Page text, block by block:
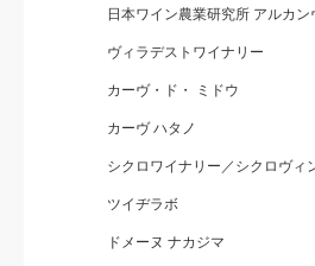
日本ワイン農業研究所 アルカン
ヴィラデストワイナリー
カーヴ・ド・ ミドウ
カーヴ ハタノ
シクロワイナリー／シクロヴィ
ツイヂラボ
ドメーヌ ナカジマ